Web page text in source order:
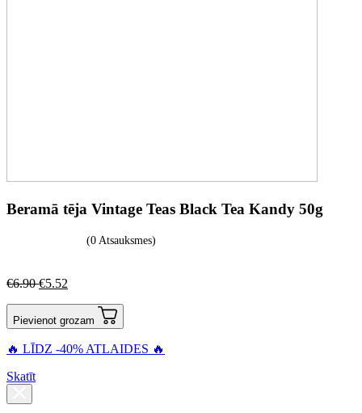
Beramā tēja Vintage Teas Black Tea Kandy 50g
(0 Atsauksmes)
€6.90 €5.52
Pievienot grozam
🔥 LĪDZ -40% ATLAIDES 🔥
Skatīt